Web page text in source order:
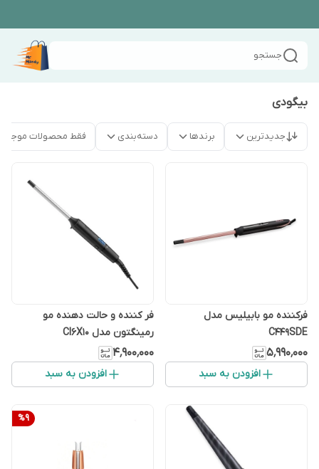
جستجو
بیگودی
جدیدترین برندها دسته‌بندی فقط محصولات موجود
فركننده مو بابيليس مدل
C449SDE
۵٬۹۹۰٬۰۰۰
افزودن به سبد
فر کننده و حالت دهنده مو
رمینگتون مدل CI6X10
۴٬۹۰۰٬۰۰۰
افزودن به سبد
%9